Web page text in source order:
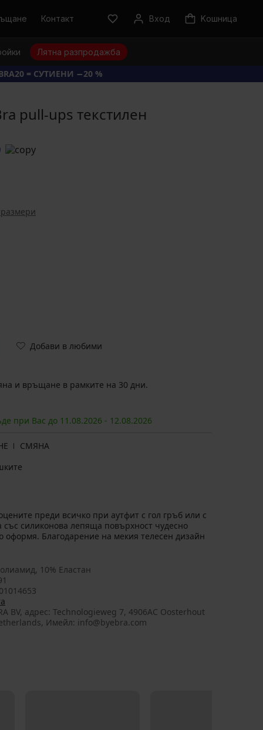
Контакт Вход Kошница
Лятна разпродажба
= СУТИЕНИ −20 %
pull-ups текстилен
Добави в любими
и връщане в рамките на 30 дни.
при Вас до 11.08.2026 - 12.08.2026
СМЯНА
преди всичко при аутфит с гол гръб или с
силиконова лепяща повърхност чудесно
оформя. Благодарение на мекия телесен дизайн
10% Еластан
BV, aдрес: Technologieweg 7, 4906AC Oosterhout
Имейл: info@byebra.com